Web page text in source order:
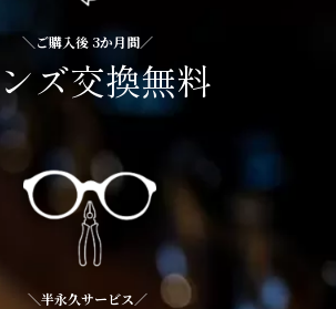
＼ご購入後 3か月間／
ズ交換無料
＼半永久サービス／